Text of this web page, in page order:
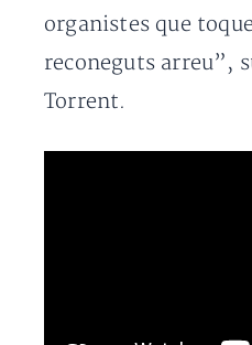
organistes que
reconeguts arreu”,
Torrent.